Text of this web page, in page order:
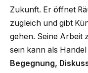
Zukunft. Er öffnet
zugleich und gibt
gehen. Seine Arbeit
sein kann als
Begegnung,